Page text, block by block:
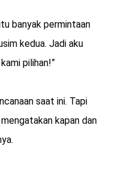
banyak permintaan
kedua. Jadi aku
pilihan!”
saat ini. Tapi
kapan dan